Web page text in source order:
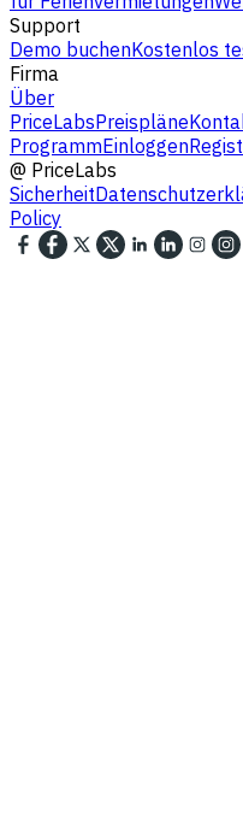
Support
Demo buchenKostenlos
Firma
Über
PriceLabsPreispläne
ProgrammEinloggen
@ PriceLabs
Sicherheit
Policy